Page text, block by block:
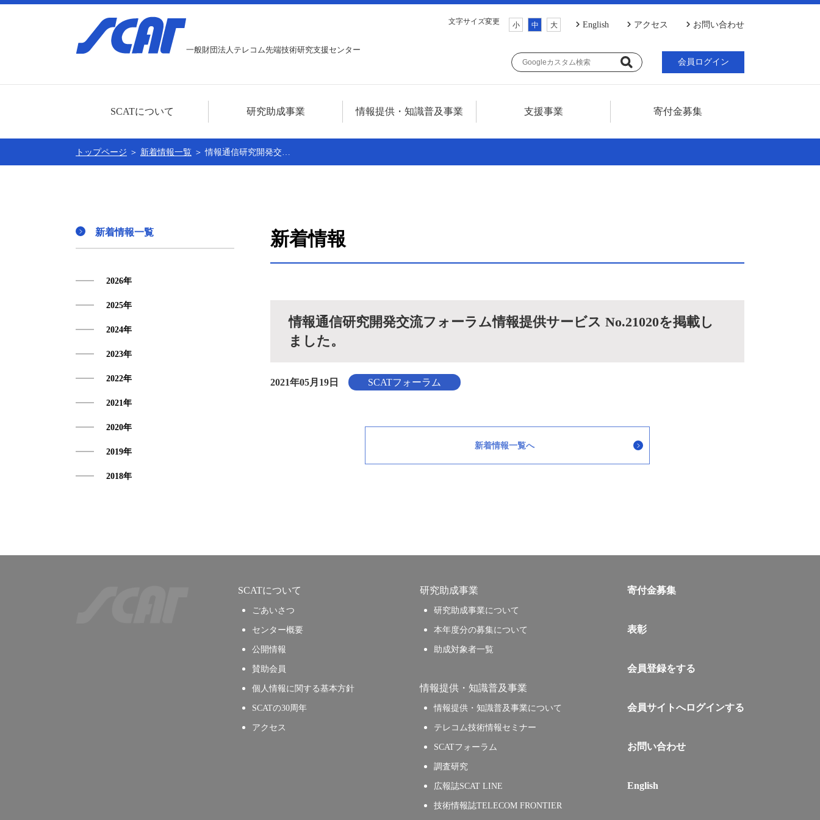
一般財団法人テレコム先端技術研究支援センター
SCATについて 研究助成事業 情報提供・知識普及事業 支援事業 寄付金募集
文字サイズ変更 小 中 大 English アクセス お問い合わせ
会員ログイン
トップページ ＞ 新着情報一覧 ＞ 情報通信研究開発交…
新着情報一覧
2026年
2025年
2024年
2023年
2022年
2021年
2020年
2019年
2018年
新着情報
情報通信研究開発交流フォーラム情報提供サービス No.21020を掲載し
ました。
2021年05月19日 SCATフォーラム
新着情報一覧へ
SCATについて
ごあいさつ
センター概要
公開情報
賛助会員
個人情報に関する基本方針
SCATの30周年
アクセス
研究助成事業
研究助成事業について
本年度分の募集について
助成対象者一覧
情報提供・知識普及事業
情報提供・知識普及事業について
テレコム技術情報セミナー
SCATフォーラム
調査研究
広報誌SCAT LINE
技術情報誌TELECOM FRONTIER
寄付金募集
表彰
会員登録をする
会員サイトへログインする
お問い合わせ
English